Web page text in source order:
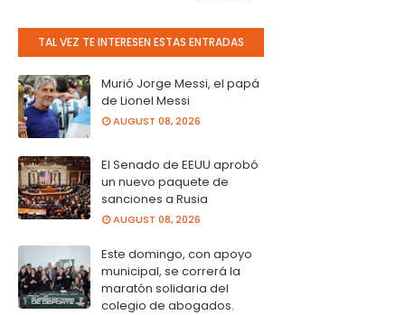
TAL VEZ TE INTERESEN ESTAS ENTRADAS
Murió Jorge Messi, el papá
de Lionel Messi
AUGUST 08, 2026
El Senado de EEUU aprobó
un nuevo paquete de
sanciones a Rusia
AUGUST 08, 2026
Este domingo, con apoyo
municipal, se correrá la
maratón solidaria del
colegio de abogados.